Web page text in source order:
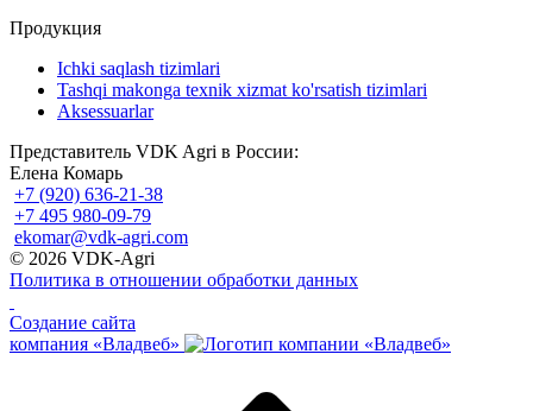
Продукция
Ichki saqlash tizimlari
Tashqi makonga texnik xizmat ko'rsatish tizimlari
Aksessuarlar
Представитель VDK Agri в России:
Елена Комарь
+7 (920) 636-21-38
+7 495 980-09-79
ekomar@vdk-agri.com
© 2026 VDK-Agri
Политика в отношении обработки данных
Создание сайта
компания «Владвеб»